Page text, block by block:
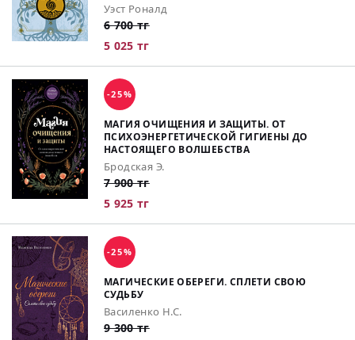
Уэст Роналд
6 700 тг
5 025 тг
-25%
МАГИЯ ОЧИЩЕНИЯ И ЗАЩИТЫ. ОТ
ПСИХОЭНЕРГЕТИЧЕСКОЙ ГИГИЕНЫ ДО
НАСТОЯЩЕГО ВОЛШЕБСТВА
Бродская Э.
7 900 тг
5 925 тг
-25%
МАГИЧЕСКИЕ ОБЕРЕГИ. СПЛЕТИ СВОЮ
СУДЬБУ
Василенко Н.С.
9 300 тг